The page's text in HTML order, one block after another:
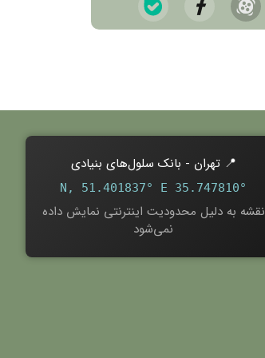
📍 تهران - بانک سلول‌های بنیادی
35.747810° N, 51.401837° E
نقشه به دلیل محدودیت اینترنتی نمایش داده
نمی‌شود